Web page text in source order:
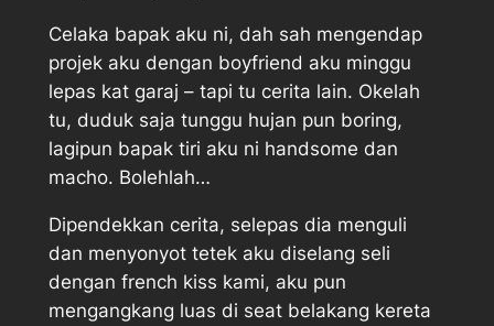
Celaka bapak aku ni, dah sah mengendap
projek aku dengan boyfriend aku minggu
lepas kat garaj – tapi tu cerita lain. Okelah
tu, duduk saja tunggu hujan pun boring,
lagipun bapak tiri aku ni handsome dan
macho. Bolehlah…
Dipendekkan cerita, selepas dia menguli
dan menyonyot tetek aku diselang seli
dengan french kiss kami, aku pun
mengangkang luas di seat belakang kereta